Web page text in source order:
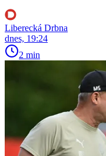
Liberecká Drbna
dnes, 19:24
2 min